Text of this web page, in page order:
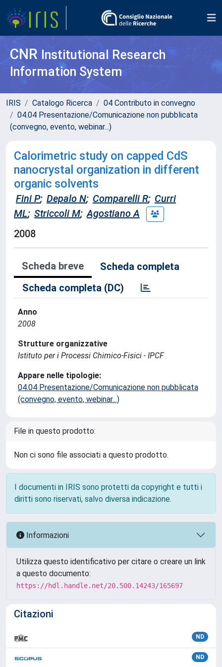
CNR Institutional Research
Information System
IRIS Catalogo Ricerca
04 Contributo in convegno
04.04 Presentazione/Comunicazione non pubblicata
(convegno, evento, webinar...)
Calorimetric study on capped CdS
nanocrystal organization in different
organic solvents
Fini P; Depalo N; Comparelli R; Curri
ML; Striccoli M; Agostiano A
2008
Scheda breve
Scheda completa
Scheda completa (DC)
Anno
2008
Strutture organizzative
Istituto per i Processi Chimico-Fisici - IPCF
Appare nelle tipologie:
04.04 Presentazione/Comunicazione non pubblicata
(convegno, evento, webinar...)
File in questo prodotto:
Non ci sono file associati a questo prodotto.
I documenti in IRIS sono protetti da copyright e tutti i
diritti sono riservati, salvo diversa indicazione.
Informazioni
Utilizza questo identificativo per citare o creare un link
a questo documento:
https://hdl.handle.net/20.500.14243/165697
Citazioni
ND
ND